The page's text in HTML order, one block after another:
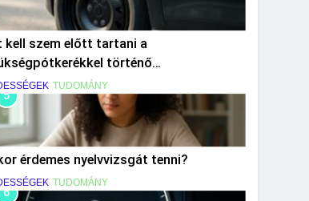
kell szem előtt tartani a
történő
TUDOMÁNY
5
érdemes nyelvvizsgát tenni?
TUDOMÁNY
6